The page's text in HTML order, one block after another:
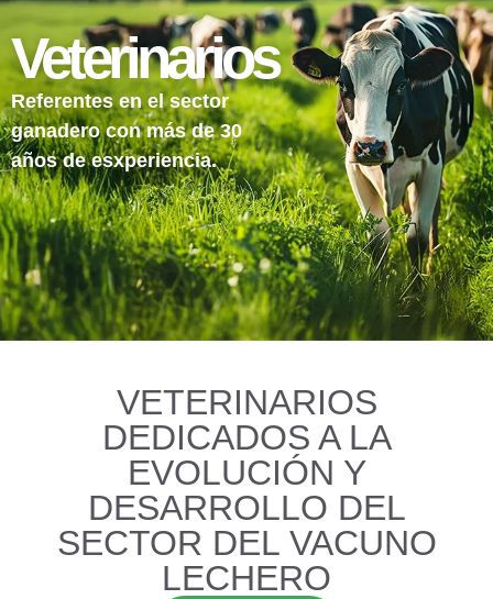
Veterinarios
Referentes en el sector
ganadero con más de 30
años de esxperiencia.
VETERINARIOS
DEDICADOS A LA
EVOLUCIÓN Y
DESARROLLO DEL
SECTOR DEL VACUNO
LECHERO